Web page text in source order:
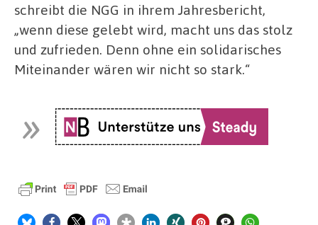
schreibt die NGG in ihrem Jahresbericht,
„wenn diese gelebt wird, macht uns das stolz
und zufrieden. Denn ohne ein solidarisches
Miteinander wären wir nicht so stark.“